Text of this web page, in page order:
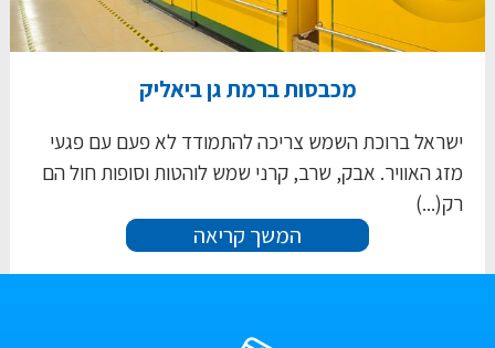
מכבסות ברמת גן ביאליק
ישראל ברוכת השמש צריכה להתמודד לא פעם עם פגעי
מזג האוויר. אבק, שרב, קרני שמש לוהטות וסופות חול הם
רק(...)
המשך קריאה